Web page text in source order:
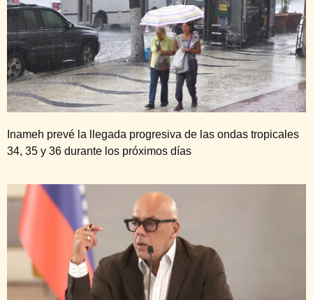
Inameh prevé la llegada progresiva de las ondas tropicales
34, 35 y 36 durante los próximos días